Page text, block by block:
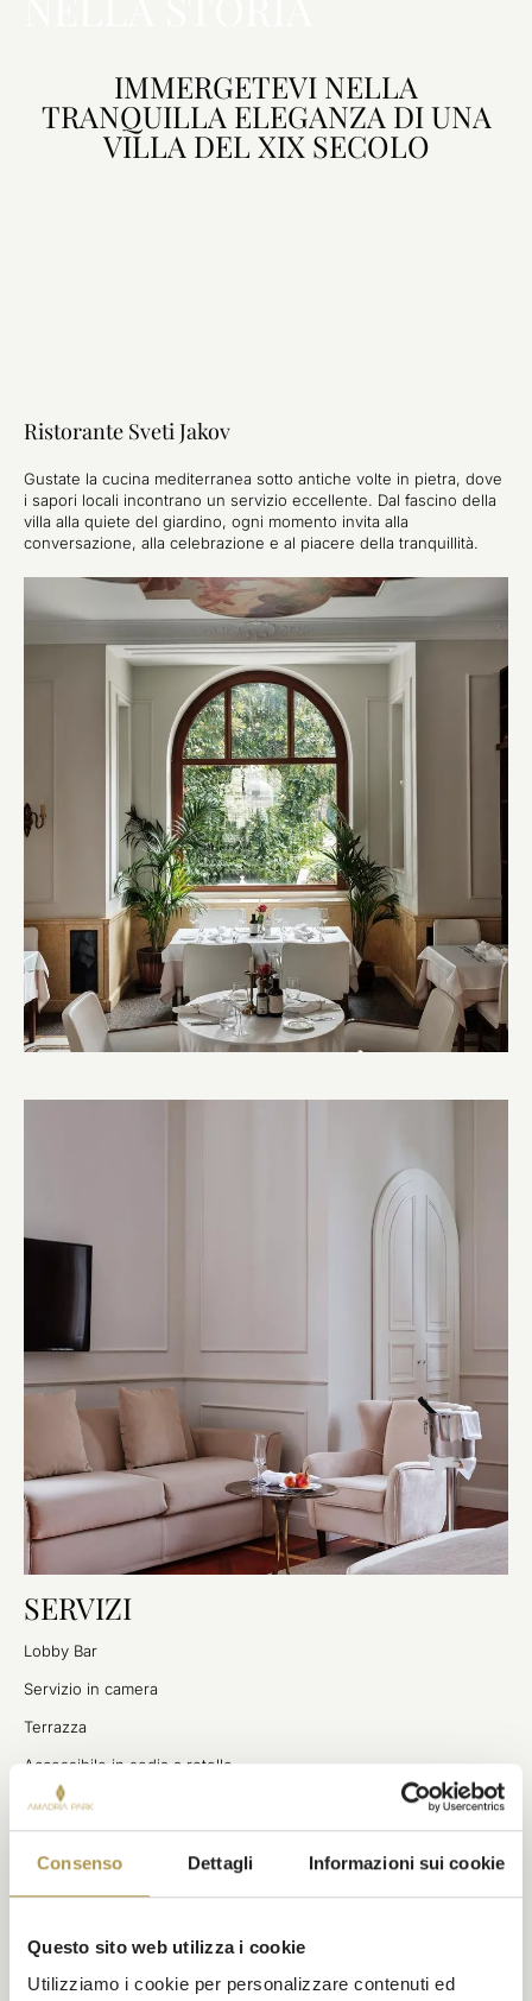
Consenso Dettagli Informazioni sui cookie
Questo sito web utilizza i cookie
Utilizziamo i cookie per personalizzare contenuti ed
IMMERGETEVI NELLA
TRANQUILLA ELEGANZA DI UNA
VILLA DEL XIX SECOLO
Ristorante Sveti Jakov
Gustate la cucina mediterranea sotto antiche volte in pietra, dove
i sapori locali incontrano un servizio eccellente. Dal fascino della
villa alla quiete del giardino, ogni momento invita alla
conversazione, alla celebrazione e al piacere della tranquillità.
SERVIZI
Lobby Bar
Servizio in camera
Terrazza
Accessibile in sedia a rotelle
Wi-Fi gratuito
Transfer aeroportuali (con supplemento)
Accesso a wellness e spa presso il vicino Hotel Milenij